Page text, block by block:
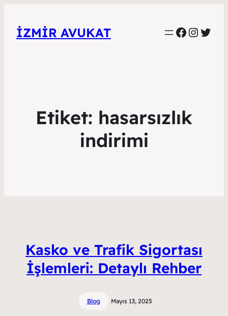
İZMIR AVUKAT
Etiket: hasarsızlık
indirimi
Kasko ve Trafik Sigortası
İşlemleri: Detaylı Rehber
Blog Mayıs 13, 2025